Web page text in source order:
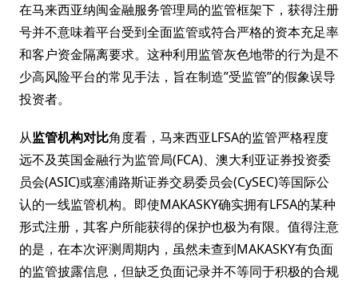
在马来西亚纳闽金融服务管理局的监管框架下，获得注册
号并不意味着平台受到全面监管或符合严格的资本充足率
和客户资金隔离要求。这种利用监管灰色地带的行为是不
少高风险平台的常见手法，旨在制造”受监管”的假象误导
投资者。
从监管机构对比角度看，马来西亚LFSA的监管严格程度
远不及英国金融行为监管局(FCA)、澳大利亚证券投资委
员会(ASIC)或塞浦路斯证券交易委员会(CySEC)等国际公
认的一线监管机构。即使MAKASKY确实拥有LFSA的某种
形式注册，其客户所能获得的保护也极为有限。值得注意
的是，在本次评测周期内，虽然未查到MAKASKY有负面
的监管披露信息，但缺乏负面记录并不等同于积极的合规